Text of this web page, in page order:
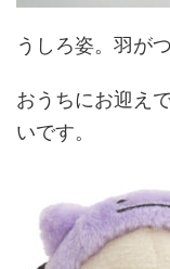
うしろ姿。羽が
おうちにお迎え
いです。